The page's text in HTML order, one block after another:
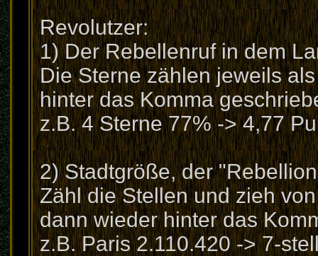
Revolutzer:
1) Der Rebellenruf in dem
Die Sterne zählen jeweils
hinter das Komma
z.B. 4 Sterne 77% -> 4,77
2) Stadtgröße, der
Zähl die Stellen und zieh
dann wieder hinter das
z.B. Paris 2.110.420 -> 7-